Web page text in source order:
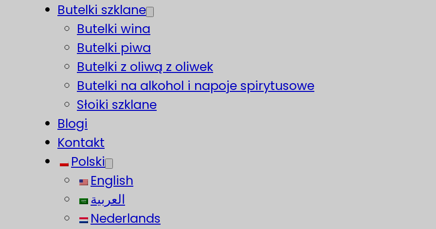
Butelki szklane
Butelki wina
Butelki piwa
Butelki z oliwą z oliwek
Butelki na alkohol i napoje spirytusowe
Słoiki szklane
Blogi
Kontakt
Polski
English
العربية
Nederlands